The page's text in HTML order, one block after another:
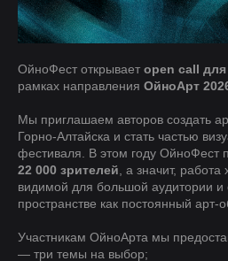
ОйноФест открывает open call
рамках направления ОйноАрт
Мы приглашаем авторов создать
Горно-Алтайска и стать частью
фестиваля. В этом году ОйноФест
22 000 зрителей , а значит,
видимой для большой аудитории и
пространстве как постоянный арт-
Участникам ОйноАрта мы
— три темы на выбор;